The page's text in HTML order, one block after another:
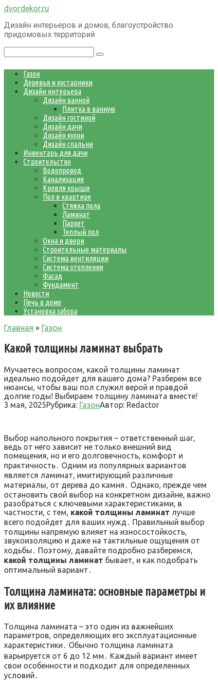
Перейти
контенту
dvordekor.ru
Дизайн интерьеров и домов, благоустройство
придомовых территорий
Газон
Деревья и кустарники
Дизайн интерьера
Дизайн ванной
Плитка в ванную
Дизайн гостиной
Дизайн дачи
Дизайн кухни
Дизайн спальни
Инвентарь для дачи
Строительство
Водопровод
Канализация
Кровля крыши
Пол в квартире
Стяжка пола
Ламинат
Паркет
Теплый пол
Окна и двери
Строительные материалы
Система вентиляции
Система отопления
Фасад
Фундамент
Новости
Печь в доме
Установка забора
Главная » Газон
Какой толщины ламинат выбрать
Мучаетесь вопросом, какой толщины ламинат
идеально подойдет для вашего дома? Разберем все
нюансы, чтобы ваш пол служил верой и правдой
долгие годы! Выбираем толщину ламината вместе!
3 мая, 2025Рубрика: ГазонАвтор: Redactor
Выбор напольного покрытия – ответственный шаг,
ведь от него зависит не только внешний вид
помещения, но и его долговечность, комфорт и
практичность․ Одним из популярных вариантов
является ламинат, имитирующий различные
материалы, от дерева до камня․ Однако, прежде чем
остановить свой выбор на конкретном дизайне, важно
разобраться с ключевыми характеристиками, в
частности, с тем, какой толщины ламинат лучше
всего подойдет для ваших нужд․ Правильный выбор
толщины напрямую влияет на износостойкость,
звукоизоляцию и даже на тактильные ощущения от
ходьбы․ Поэтому, давайте подробно разберемся,
какой толщины ламинат бывает, и как подобрать
оптимальный вариант․
Толщина ламината: основные параметры и
их влияние
Толщина ламината – это один из важнейших
параметров, определяющих его эксплуатационные
характеристики․ Обычно толщина ламината
варьируется от 6 до 12 мм․ Каждый вариант имеет
свои особенности и подходит для определенных
условий․